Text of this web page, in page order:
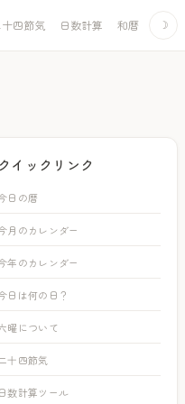
四節気 日数計算 和暦 ☽
クイックリンク
日の暦
月のカレンダー
年のカレンダー
日は何の日？
曜について
十四節気
日数計算ツール